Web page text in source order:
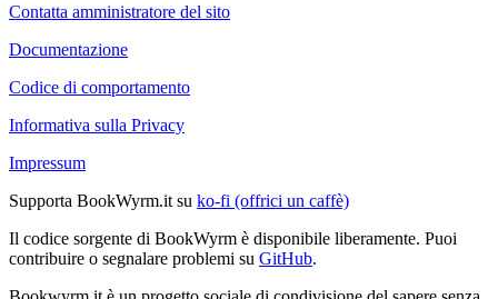
Contatta amministratore del sito
Documentazione
Codice di comportamento
Informativa sulla Privacy
Impressum
Supporta BookWyrm.it su ko-fi (offrici un caffè)
Il codice sorgente di BookWyrm è disponibile liberamente. Puoi
contribuire o segnalare problemi su GitHub.